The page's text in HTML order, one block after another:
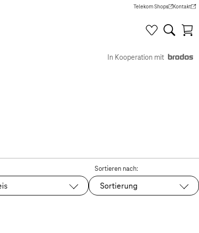
Telekom Shops
(Wird in einem neuen Tab
Kontakt
(Wird in
In Kooperation mit
Sortieren nach:
Sortierung